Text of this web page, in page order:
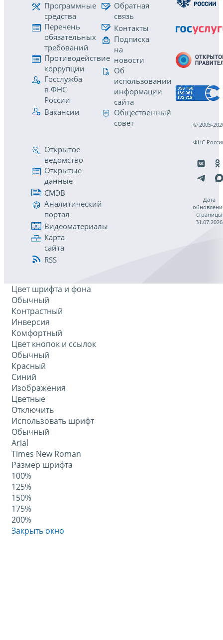
Программные
средства
Перечень
обязательных
требований
Противодействие
коррупции
Госслужба
в ФНС
России
Вакансии
Обратная
связь
Контакты
Подписка
на
новости
Об
использовании
информации
сайта
Общественный
совет
Открытое
ведомство
Открытые
данные
СМЭВ
Аналитический
портал
Видеоматериалы
Карта
сайта
RSS
© 2005-
ФНС
Дата
страницы
31.07.2026
Цвет шрифта и фона
Обычный
Контрастный
Инверсия
Комфортный
Цвет кнопок и ссылок
Обычный
Красный
Синий
Изображения
Цветные
Отключить
Использовать шрифт
Обычный
Arial
Times New Roman
Размер шрифта
100%
125%
150%
175%
200%
Закрыть окно